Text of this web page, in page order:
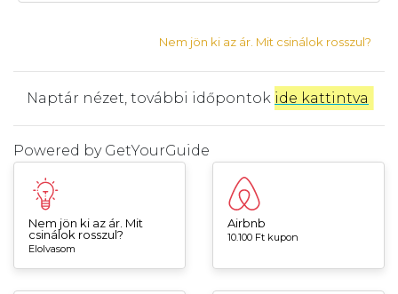
Nem jön ki az ár. Mit csinálok rosszul?
Naptár nézet, további időpontok ide kattintva
Powered by GetYourGuide
Nem jön ki az ár. Mit
csinálok rosszul?
Elolvasom
Airbnb
10.100 Ft kupon